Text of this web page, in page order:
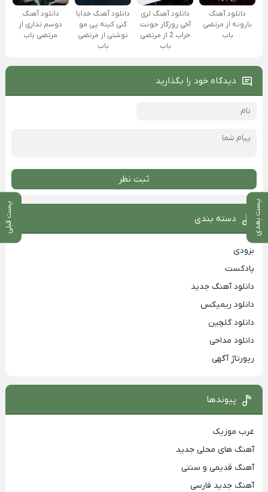
پست بعدی پست قبلی
دانلود آهنگ
بارونه از مرتضی
باب
دانلود آهنگ لری
آخی روزگار حونت
خراب 2 از مرتضی
باب
دانلود آهنگ خدایا
گنی کینه پی مو
نوشتی از مرتضی
باب
دانلود آهنگ
دوسم نداری از
مرتضی باب
دیدگاه خود را بگذارید
ثبت نظر
دسته بندی
بزودی
پادکست
دانلود آهنگ جدید
دانلود ریمیکس
دانلود گلچین
دانلود مداحی
رپورتاژ آگهی
پیوندها
غرب موزیک
آهنگ های محلی جدید
آهنگ قدیمی و سنتی
آهنگ جدید فارسی